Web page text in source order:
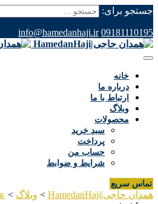
جستجو برای:
09181110195
info@hamedanhaji.ir
خانه
درباره ما
ارتباط با ما
وبلاگ
محصولات
سبد خرید
پرداخت
حساب من
شرایط و ضوابط
تماس سریع
همدان حاجی|HamedanHaji > وبلاگ >